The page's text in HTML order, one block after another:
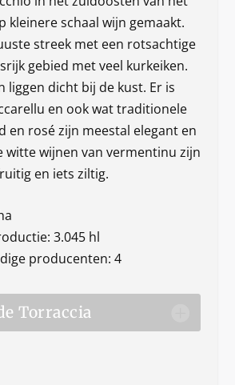
kleinere schaal wijn gemaakt.
streek met een rotsachtige
gebied met veel kurkeiken.
liggen dicht bij de kust. Er is
en ook wat traditionele
en rosé zijn meestal elegant en
witte wijnen van vermentinu zijn
en iets ziltig.
3.045 hl
producenten: 4
Torraccia